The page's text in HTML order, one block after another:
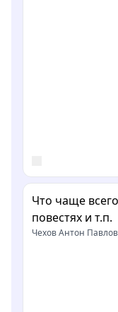
Что чаще
повестях и т.п.
Чехов Антон